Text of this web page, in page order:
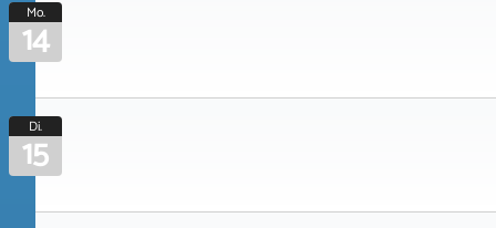
Mo.
14
Di.
15